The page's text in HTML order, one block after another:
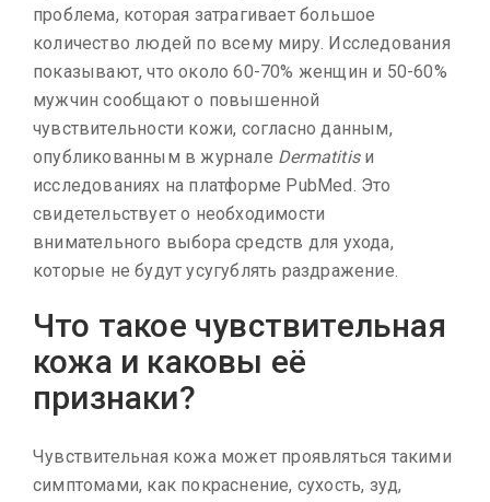
проблема, которая затрагивает большое
количество людей по всему миру. Исследования
показывают, что около 60-70% женщин и 50-60%
мужчин сообщают о повышенной
чувствительности кожи, согласно данным,
опубликованным в журнале Dermatitisи
исследованиях на платформе PubMed. Это
свидетельствует о необходимости
внимательного выбора средств для ухода,
которые не будут усугублять раздражение.
Что такое чувствительная
кожа и каковы её
признаки?
Чувствительная кожа может проявляться такими
симптомами, как покраснение, сухость, зуд,